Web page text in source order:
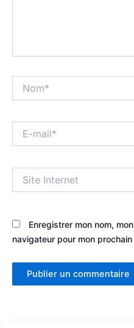
mail*
Internet
Enregistrer mon nom,
navigateur pour mon